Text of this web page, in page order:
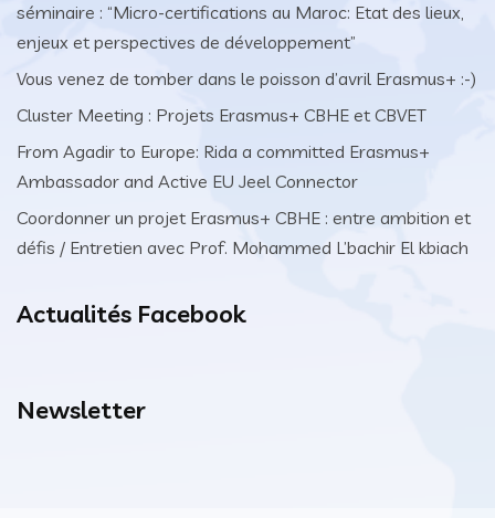
séminaire : “Micro-certifications au Maroc: Etat des lieux,
enjeux et perspectives de développement”
Vous venez de tomber dans le poisson d’avril Erasmus+ :-)
Cluster Meeting : Projets Erasmus+ CBHE et CBVET
From Agadir to Europe: Rida a committed Erasmus+
Ambassador and Active EU Jeel Connector
Coordonner un projet Erasmus+ CBHE : entre ambition et
défis / Entretien avec Prof. Mohammed L’bachir El kbiach
Actualités Facebook
Newsletter